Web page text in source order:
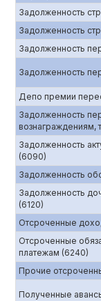
Задолженность
Задолженность
Задолженность
Задолженность
Депо премии
Задолженность
вознаграждениям,
Задолженность
(6090)
Задолженность
Задолженность
(6120)
Отсроченные
Отсроченные
платежам (6240)
Прочие
Полученные